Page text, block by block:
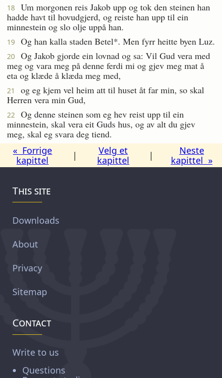
18
Um morgonen reis Jakob upp og tok den steinen han
hadde havt til hovudgjerd, og reiste han upp til ein
minnestein og slo olje uppå han.
19 Og han kalla staden Betel*. Men fyrr heitte byen Luz.
20
Og Jakob gjorde ein lovnad og sa: Vil Gud vera med
meg og vara meg på denne ferdi mi og gjev meg mat å
eta og klæde å klæda meg med,
21
og eg kjem vel heim att til huset åt far min, so skal
Herren vera min Gud,
22
Og denne steinen som eg hev reist upp til ein
minnestein, skal vera eit Guds hus, og av alt du gjev
meg, skal eg svara deg tiend.
« Forrige
kapittel
|
Velg et
kapittel
|
Neste
kapittel »
This site
Downloads
About
Privacy
Sitemap
Contact
Write to us
Questions